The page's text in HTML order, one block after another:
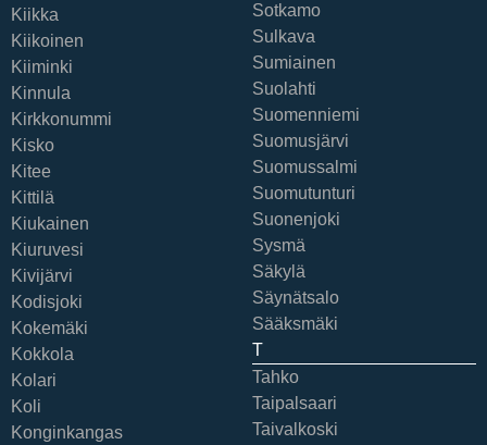
Kiikka
Kiikoinen
Kiiminki
Kinnula
Kirkkonummi
Kisko
Kitee
Kittilä
Kiukainen
Kiuruvesi
Kivijärvi
Kodisjoki
Kokemäki
Kokkola
Kolari
Koli
Konginkangas
Sotkamo
Sulkava
Sumiainen
Suolahti
Suomenniemi
Suomusjärvi
Suomussalmi
Suomutunturi
Suonenjoki
Sysmä
Säkylä
Säynätsalo
Sääksmäki
T
Tahko
Taipalsaari
Taivalkoski